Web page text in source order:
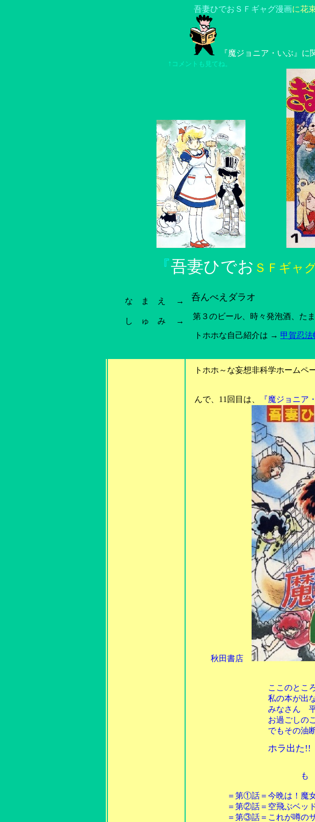
吾妻ひでおＳＦギャグ漫画に花
『魔ジョニア・いぶ』に
↑ コメントも見てね。
『吾妻ひでお ＳＦギャ
な ま え →
し ゅ み →
呑んべえダラオ
第３のビール、時々発泡酒、た
トホホな自己紹介は → 甲賀忍
をご覧下
トホホ～な妄想非科学ホームペ
んで、11回目は、 『魔ジョニア
秋田書店
ここのところし
私の本が出なかっ
みなさん 平和な
お過ごしのことと
でもその油断が命
ホラ出た !!
も く
＝第①話＝今晩は！魔
＝第②話＝空飛ぶベ
＝第③話＝これが噂のサ